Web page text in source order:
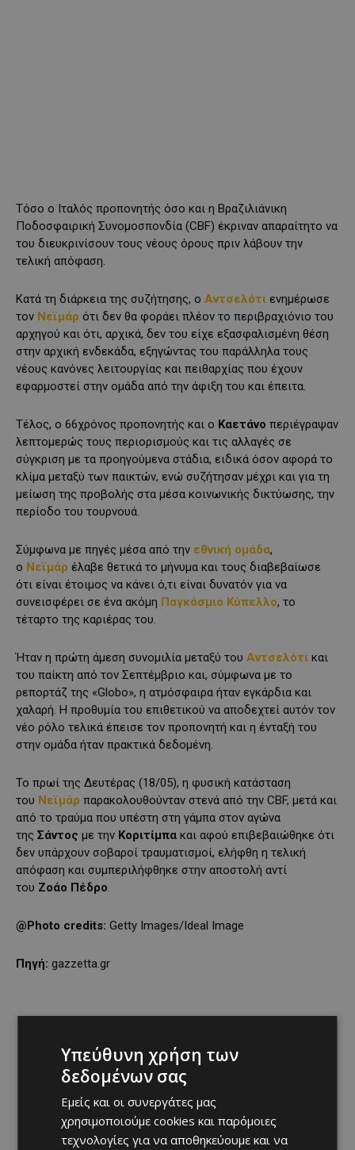
Τόσο ο Ιταλός προπονητής όσο και η Βραζιλιάνικη
Ποδοσφαιρική Συνομοσπονδία (CBF) έκριναν απαραίτητο να
του διευκρινίσουν τους νέους όρους πριν λάβουν την
τελική απόφαση.
Κατά τη διάρκεια της συζήτησης, ο Αντσελότι ενημέρωσε
τον Νεϊμάρ ότι δεν θα φοράει πλέον το περιβραχιόνιο του
αρχηγού και ότι, αρχικά, δεν του είχε εξασφαλισμένη θέση
στην αρχική ενδεκάδα, εξηγώντας του παράλληλα τους
νέους κανόνες λειτουργίας και πειθαρχίας που έχουν
εφαρμοστεί στην ομάδα από την άφιξη του και έπειτα.
Τέλος, ο 66χρόνος προπονητής και ο Καετάνο περιέγραψαν
λεπτομερώς τους περιορισμούς και τις αλλαγές σε
σύγκριση με τα προηγούμενα στάδια, ειδικά όσον αφορά το
κλίμα μεταξύ των παικτών, ενώ συζήτησαν μέχρι και για τη
μείωση της προβολής στα μέσα κοινωνικής δικτύωσης, την
περίοδο του τουρνουά.
Σύμφωνα με πηγές μέσα από την εθνική ομάδα,
ο Νεϊμάρ έλαβε θετικά το μήνυμα και τους διαβεβαίωσε
ότι είναι έτοιμος να κάνει ό,τι είναι δυνατόν για να
συνεισφέρει σε ένα ακόμη Παγκόσμιο Κύπελλο, το
τέταρτο της καριέρας του.
Ήταν η πρώτη άμεση συνομιλία μεταξύ του Αντσελότι και
του παίκτη από τον Σεπτέμβριο και, σύμφωνα με το
ρεπορτάζ της «Globo», η ατμόσφαιρα ήταν εγκάρδια και
χαλαρή. Η προθυμία του επιθετικού να αποδεχτεί αυτόν τον
νέο ρόλο τελικά έπεισε τον προπονητή και η ένταξή του
στην ομάδα ήταν πρακτικά δεδομένη.
Το πρωί της Δευτέρας (18/05), η φυσική κατάσταση
του Νεϊμάρ παρακολουθούνταν στενά από την CBF, μετά και
από το τραύμα που υπέστη στη γάμπα στον αγώνα
της Σάντος με την Κοριτίμπα και αφού επιβεβαιώθηκε ότι
δεν υπάρχουν σοβαροί τραυματισμοί, ελήφθη η τελική
απόφαση και συμπεριλήφθηκε στην αποστολή αντί
του Ζοάο Πέδρο.
@Photo credits: Getty Images/Ideal Image
Πηγή: gazzetta.gr
Υπεύθυνη χρήση των
δεδομένων σας
Εμείς και οι συνεργάτες μας
χρησιμοποιούμε cookies και παρόμοιες
τεχνολογίες για να αποθηκεύουμε και να